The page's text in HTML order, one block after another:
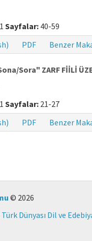
Sayfalar: 40-59
PDF Benzer
Sora" ZARF FİİLİ
Sayfalar: 21-27
PDF Benzer
© 2026
Türk Dünyası Dil ve